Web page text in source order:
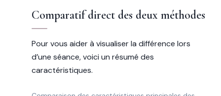
Comparatif direct des deux méthodes
Pour vous aider à visualiser la différence lors
d’une séance, voici un résumé des
caractéristiques.